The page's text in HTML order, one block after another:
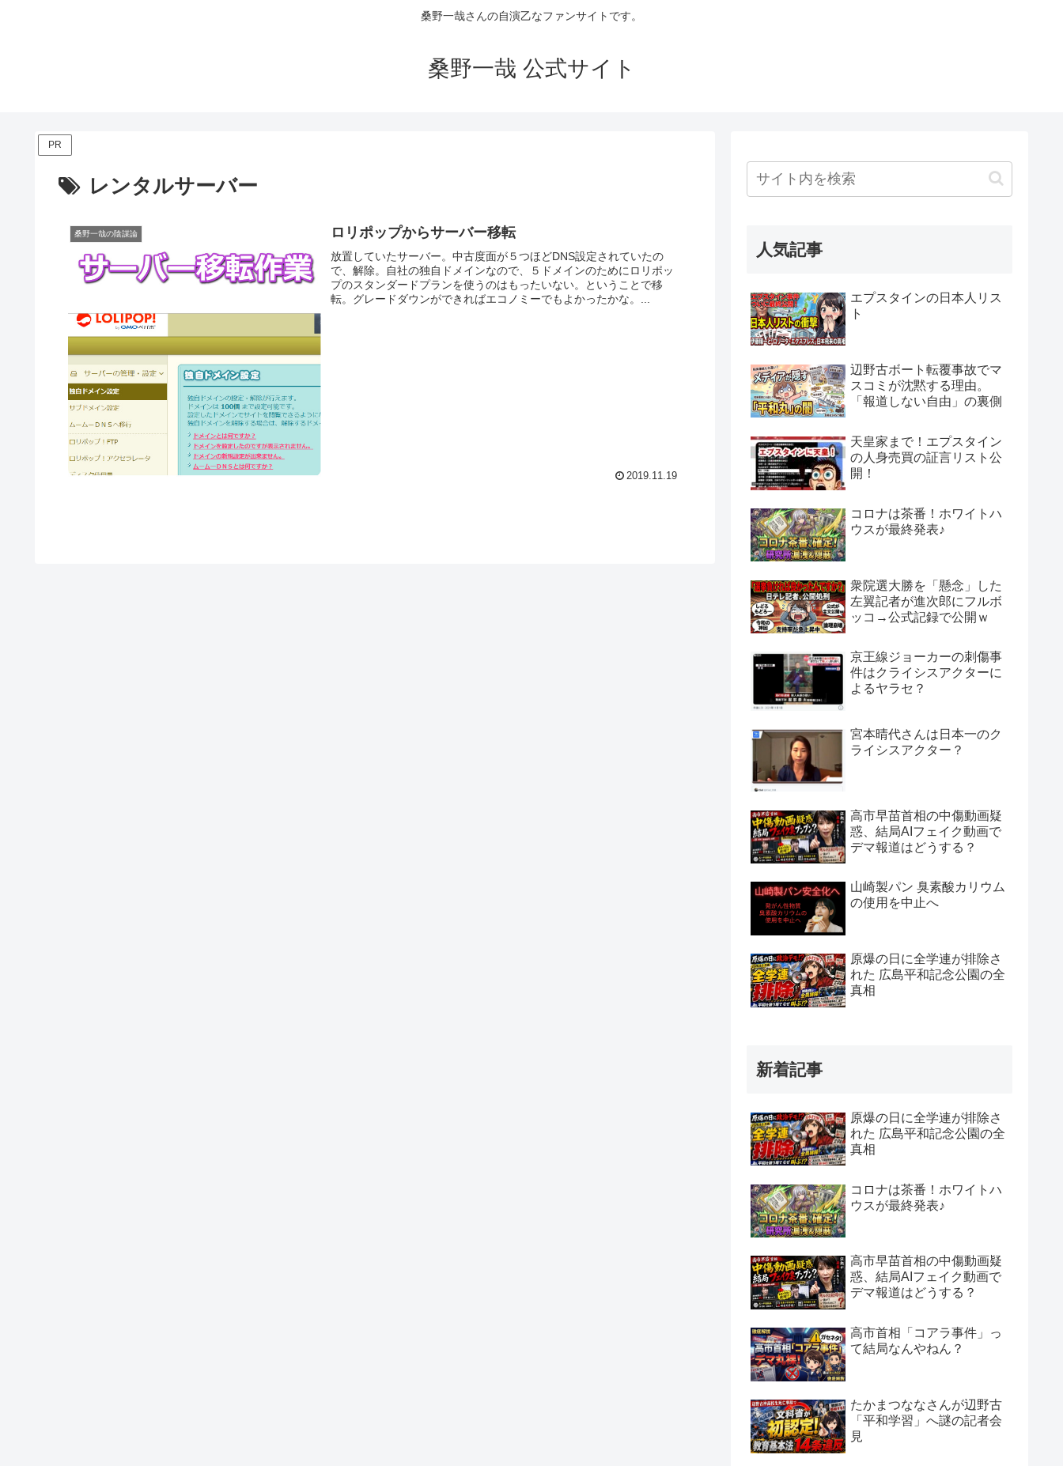
桑野一哉さんの自演乙なファンサイトです。
桑野一哉 公式サイト
PR
レンタルサーバー
桑野一哉の陰謀論 ロリポップからサーバー移転
放置していたサーバー。中古度面が５つほどDNS設定されていたの
で、解除。自社の独自ドメインなので、５ドメインのためにロリポッ
プのスタンダードプランを使うのはもったいない。ということで移
転。グレードダウンができればエコノミーでもよかったかな。...
2019.11.19
人気記事
エプスタインの日本人リス
ト
辺野古ボート転覆事故でマ
スコミが沈黙する理由。
「報道しない自由」の裏側
天皇家まで！エプスタイン
の人身売買の証言リスト公
開！
コロナは茶番！ホワイトハ
ウスが最終発表♪
衆院選大勝を「懸念」した
左翼記者が進次郎にフルボ
ッコ→公式記録で公開ｗ
京王線ジョーカーの刺傷事
件はクライシスアクターに
よるヤラセ？
宮本晴代さんは日本一のク
ライシスアクター？
高市早苗首相の中傷動画疑
惑、結局AIフェイク動画で
デマ報道はどうする？
山崎製パン 臭素酸カリウム
の使用を中止へ
原爆の日に全学連が排除さ
れた 広島平和記念公園の全
真相
新着記事
原爆の日に全学連が排除さ
れた 広島平和記念公園の全
真相
コロナは茶番！ホワイトハ
ウスが最終発表♪
高市早苗首相の中傷動画疑
惑、結局AIフェイク動画で
デマ報道はどうする？
高市首相「コアラ事件」っ
て結局なんやねん？
たかまつななさんが辺野古
「平和学習」へ謎の記者会
見